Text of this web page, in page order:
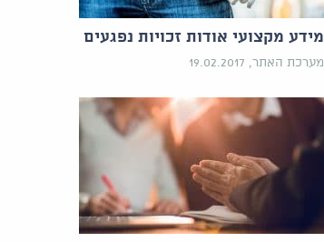
מידע מקצועי אודות זכויות נפגעים
מערכת האתר, 19.02.2017